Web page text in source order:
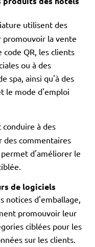
utilisent des
promouvoir la vente
code QR, les clients
ou à des
spa, ainsi qu'à des
le mode d'emploi
conduire à des
commentaires
d'améliorer le
de logiciels
notices d'emballage,
promouvoir leur
ciblées pour les
sur les clients.